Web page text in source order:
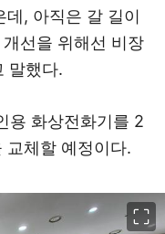
, 아직은 갈 길이
선을 위해선 비장
말했다.
용 화상전화기를 2
교체할 예정이다.